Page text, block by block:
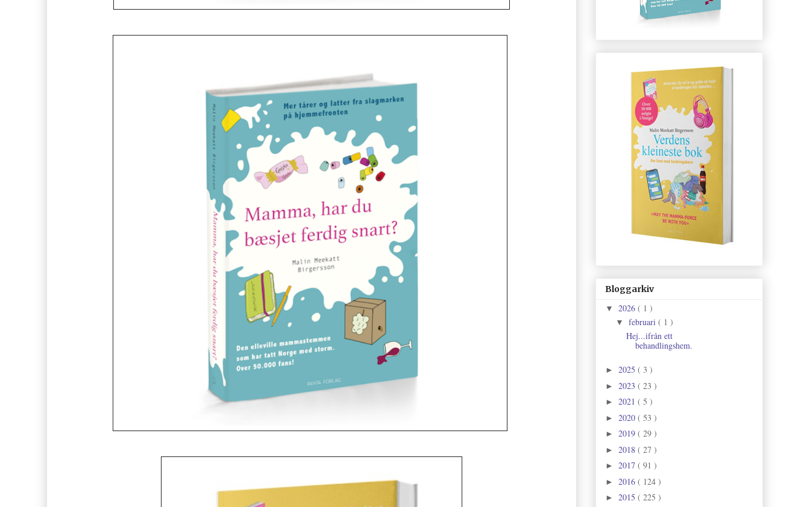
Bloggarkiv
▼ 2026 ( 1 )
▼ februari ( 1 )
Hej...ifrån ett
behandlingshem.
► 2025 ( 3 )
► 2023 ( 23 )
► 2021 ( 5 )
► 2020 ( 53 )
► 2019 ( 29 )
► 2018 ( 27 )
► 2017 ( 91 )
► 2016 ( 124 )
► 2015 ( 225 )